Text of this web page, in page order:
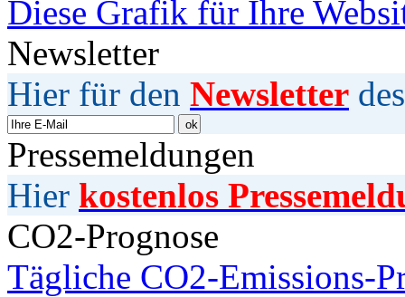
Diese Grafik für Ihre
Newsletter
Hier für den Newsletter
Pressemeldungen
Hier kostenlos
CO2-Prognose
Tägliche CO2-Emissions-